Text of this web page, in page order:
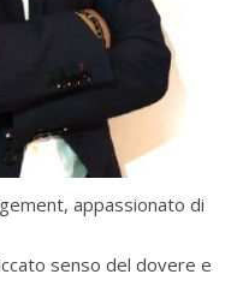
appassionato di
senso del dovere e